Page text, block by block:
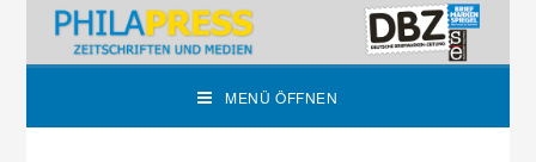
MENÜ ÖFFNEN